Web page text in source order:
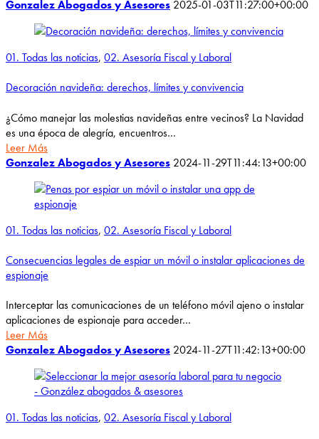
Gonzalez Abogados y Asesores 2025-01-03T11:27:00+00:00
01. Todas las noticias, 02. Asesoría Fiscal y Laboral
Decoración navideña: derechos, límites y convivencia
¿Cómo manejar las molestias navideñas entre vecinos? La Navidad
es una época de alegría, encuentros…
Leer Más
Gonzalez Abogados y Asesores 2024-11-29T11:44:13+00:00
01. Todas las noticias, 02. Asesoría Fiscal y Laboral
Consecuencias legales de espiar un móvil o instalar aplicaciones de
espionaje
Interceptar las comunicaciones de un teléfono móvil ajeno o instalar
aplicaciones de espionaje para acceder…
Leer Más
Gonzalez Abogados y Asesores 2024-11-27T11:42:13+00:00
01. Todas las noticias, 02. Asesoría Fiscal y Laboral